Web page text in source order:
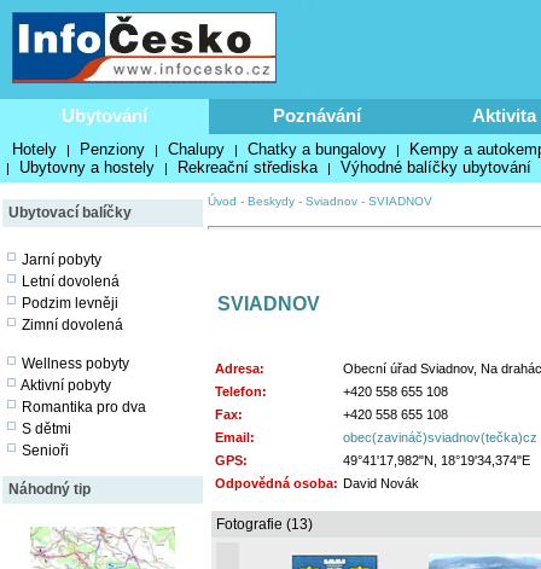
Ubytování Poznávání Aktivita
Hotely | Penziony | Chalupy | Chatky a bungalovy | Kempy a
| Ubytovny a hostely | Rekreační střediska | Výhodné balíčky ubytování
Ubytovací balíčky
Jarní pobyty
Letní dovolená
Podzim levněji
Zimní dovolená
Wellness pobyty
Aktivní pobyty
Romantika pro dva
S dětmi
Senioři
Náhodný tip
Úvod - Beskydy - Sviadnov - SVIADNOV
SVIADNOV
Adresa:
Obecní úřad Sviadnov, Na
Telefon:
+420 558 655 108
Fax:
+420 558 655 108
Email:
obec(zavináč)sviadnov(tečka)cz
GPS:
49°41'17,982"N, 18°19'34,374"E
Odpovědná osoba: David Novák
Fotografie (13)